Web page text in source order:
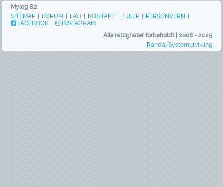
Mylog 8.2
SITEMAP
FORUM FAQ KONTAKT HJELP PERSONVERN
FACEBOOK
INSTAGRAM
Alle rettigheter forbeholdt | 2006 - 2025
Randal Systemutvikling